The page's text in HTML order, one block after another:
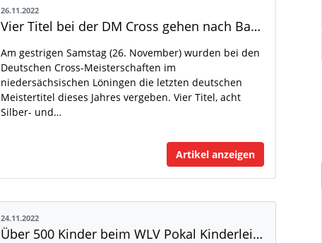
26.11.2022
Vier Titel bei der DM Cross gehen nach Baden-Württemberg
Am gestrigen Samstag (26. November) wurden bei den
Deutschen Cross-Meisterschaften im
niedersächsischen Löningen die letzten deutschen
Meistertitel dieses Jahres vergeben. Vier Titel, acht
Silber- und…
Artikel anzeigen
24.11.2022
Über 500 Kinder beim WLV Pokal Kinderleichtathletik angemeldet